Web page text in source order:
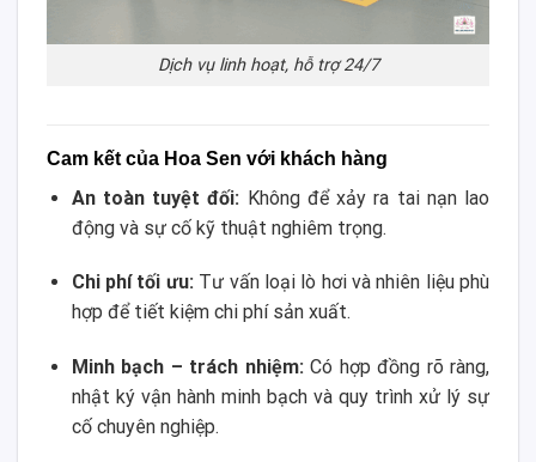
Dịch vụ linh hoạt, hỗ trợ 24/7
Cam kết của Hoa Sen với khách hàng
An toàn tuyệt đối: Không để xảy ra tai nạn lao
động và sự cố kỹ thuật nghiêm trọng.
Chi phí tối ưu:Tư vấn loại lò hơi và nhiên liệu phù
hợp để tiết kiệm chi phí sản xuất.
Minh bạch – trách nhiệm:Có hợp đồng rõ ràng,
nhật ký vận hành minh bạch và quy trình xử lý sự
cố chuyên nghiệp.